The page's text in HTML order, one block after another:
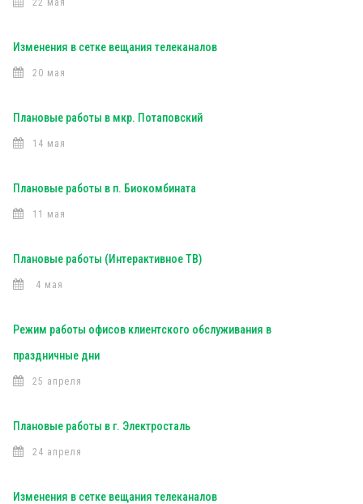
22 мая
Изменения в сетке вещания телеканалов
20 мая
Плановые работы в мкр. Потаповский
14 мая
Плановые работы в п. Биокомбината
11 мая
Плановые работы (Интерактивное ТВ)
4 мая
Режим работы офисов клиентского обслуживания в
праздничные дни
25 апреля
Плановые работы в г. Электросталь
24 апреля
Изменения в сетке вещания телеканалов